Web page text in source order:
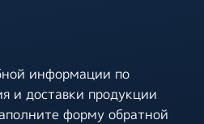
информации по
и доставки продукции
форму обратной